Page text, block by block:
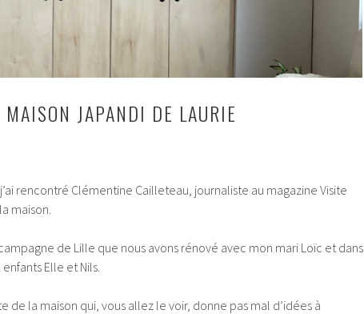
JAPANDI DE LAURIE
rencontré Clémentine Cailleteau, journaliste au magazine Visite
maison.
de Lille que nous avons rénové avec mon mari Loïc et dans
Elle et Nils.
de la maison qui, vous allez le voir, donne pas mal d’idées à